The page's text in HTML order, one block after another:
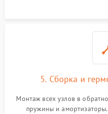
5. Сборка и
Монтаж всех узлов в
пружины и